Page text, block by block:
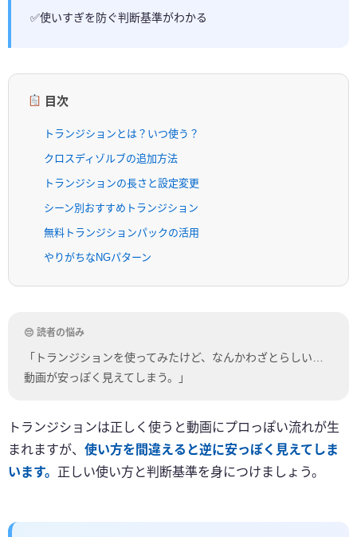
使いすぎを防ぐ判断基準がわかる
目次
トランジションとは？いつ使う？
クロスディゾルブの追加方法
トランジションの長さと設定変更
シーン別おすすめトランジション
無料トランジションパックの活用
やりがちなNGパターン
「トランジションを使ってみたけど、なんかわざとらしい…
動画が安っぽく見えてしまう。」
トランジションは正しく使うと動画にプロっぽい流れが生
まれますが、 使い方を間違えると逆に安っぽく見えてしま
います。 正しい使い方と判断基準を身につけましょう。